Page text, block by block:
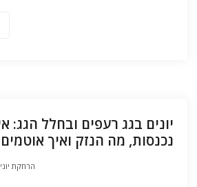
יונים בגג רעפים ובחלל הגג:
נכנסות, מה הנזק ואיך אוטמים
הרחקת